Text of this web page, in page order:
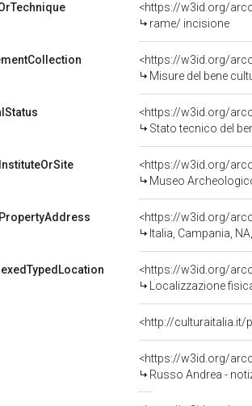
<https://w3id.org/
rame/ incisione
<https://w3id.org/
Misure del bene
<https://w3id.org/
Stato tecnico del
<https://w3id.org/
Museo
<https://w3id.org/
Italia, Campania,
<https://w3id.org/
Localizzazione
<http://
<https://w3id.org/
Russo Andrea -